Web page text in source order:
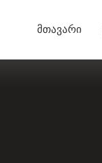
მთავარი